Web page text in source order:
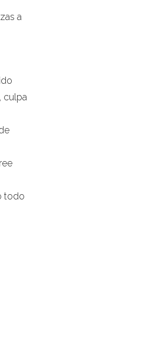
a
culpa
todo